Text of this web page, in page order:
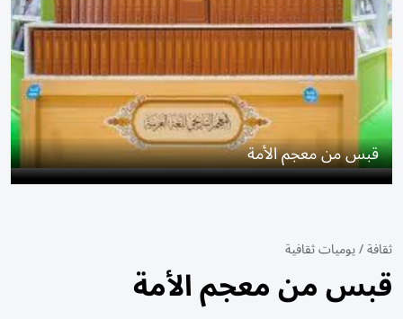
قبس من معجم الأمة
ثقافة/يوميات ثقافية
قبس من معجم الأمة